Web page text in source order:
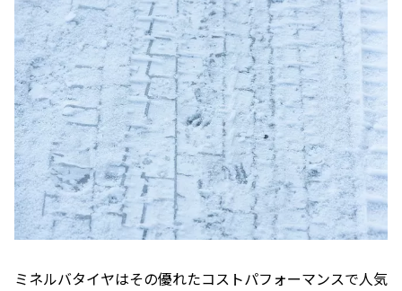
ミネルバタイヤはその優れたコストパフォーマンスで人気